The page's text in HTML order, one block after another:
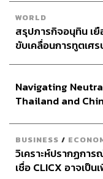
พื้นเมืองได้ และเข้
เวลา แต่บทสนทนาลั
ดูได้เห็นธาตุแท้ของ
ไม่ใช่คนขาวกลุ่มเดี
เคราะห์ร้ายที่น่าเวท
น้องสาวของ Mollie
ข้าวสาร) ก็ตอกย้ำถึ
WORLD
สรุปภารกิจอนุทิน เยื
ขับเคลื่อนการทูตเศ
Navigating
Thailand and
BUSINESS /
วิเคราะห์ปรากฏกา
เชื่อ CLICX อาจเป็